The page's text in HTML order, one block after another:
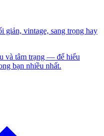
giản, vintage, sang trọng hay
và tâm trạng — để hiểu
bạn nhiều nhất.